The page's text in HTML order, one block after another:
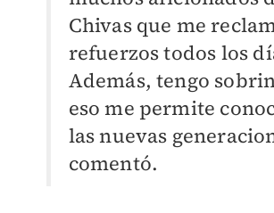
Chivas que me
refuerzos todos los
Además, tengo
eso me permite
las nuevas
comentó.